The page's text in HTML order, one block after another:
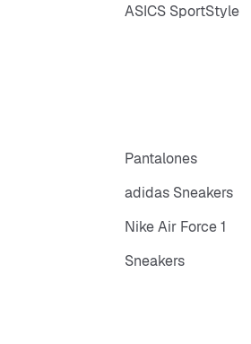
ASICS SportStyle
Pantalones
adidas Sneakers
Nike Air Force 1
Sneakers